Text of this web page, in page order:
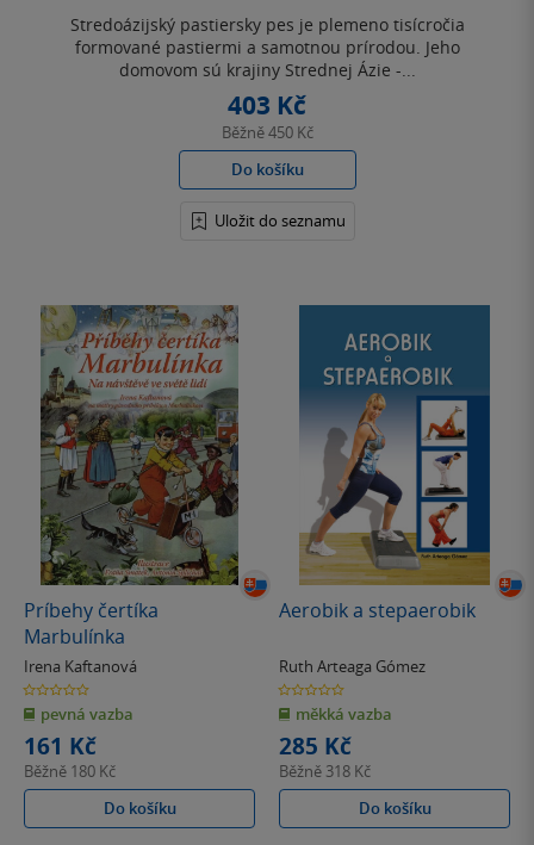
Stredoázijský pastiersky pes je plemeno tisícročia
formované pastiermi a samotnou prírodou. Jeho
domovom sú krajiny Strednej Ázie -...
403 Kč
Běžně450 Kč
Do košíku
Uložit do seznamu
Príbehy čertíka
Marbulínka
Irena Kaftanová
0.0
z
5
hvězdiček
pevná vazba
161 Kč
Běžně 180 Kč
Do košíku
Aerobik a stepaerobik
Ruth Arteaga Gómez
0.0
z
5
hvězdiček
měkká vazba
285 Kč
Běžně 318 Kč
Do košíku